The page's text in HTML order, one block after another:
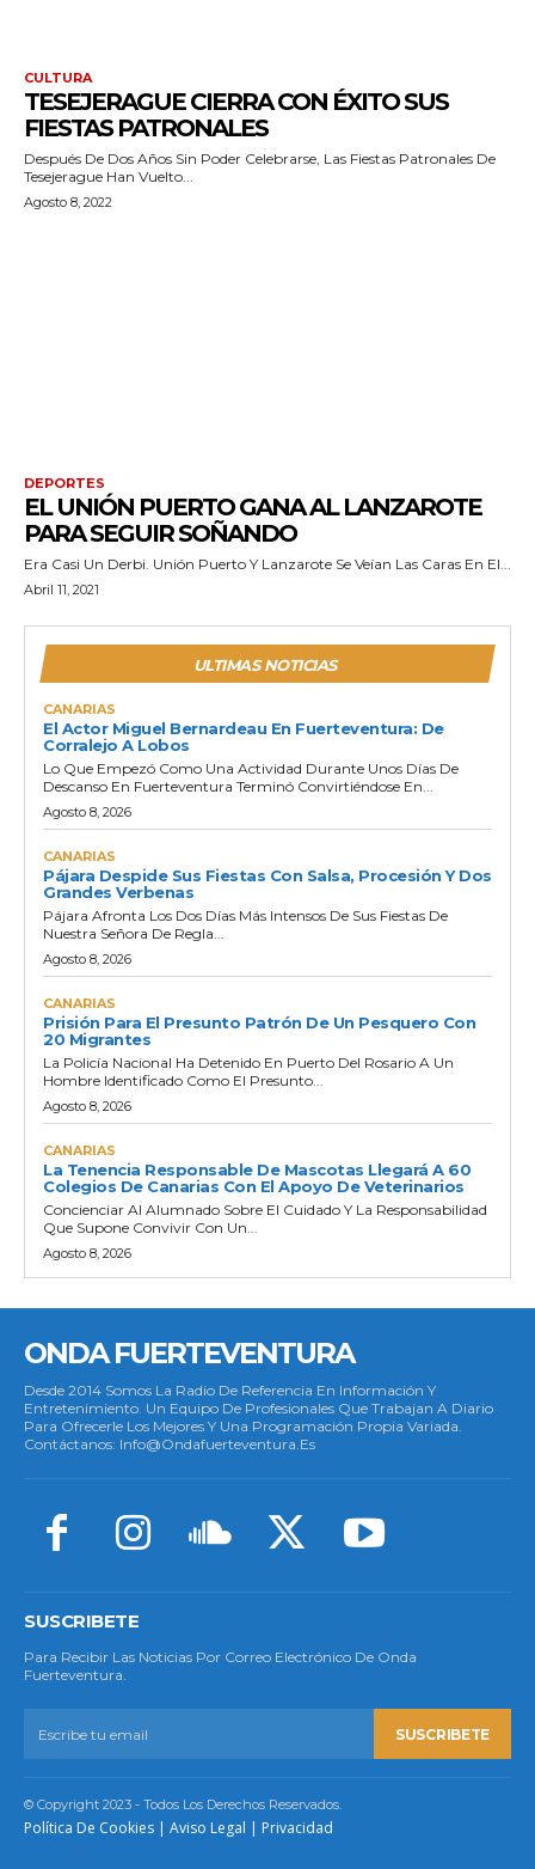
CULTURA
TESEJERAGUE CIERRA CON ÉXITO SUS
FIESTAS PATRONALES
Después De Dos Años Sin Poder Celebrarse, Las Fiestas Patronales De
Tesejerague Han Vuelto...
Agosto 8, 2022
DEPORTES
EL UNIÓN PUERTO GANA AL LANZAROTE
PARA SEGUIR SOÑANDO
Era Casi Un Derbi. Unión Puerto Y Lanzarote Se Veían Las Caras En El...
Abril 11, 2021
ULTIMAS NOTICIAS
CANARIAS
El Actor Miguel Bernardeau En Fuerteventura: De
Corralejo A Lobos
Lo Que Empezó Como Una Actividad Durante Unos Días De
Descanso En Fuerteventura Terminó Convirtiéndose En...
Agosto 8, 2026
CANARIAS
Pájara Despide Sus Fiestas Con Salsa, Procesión Y Dos
Grandes Verbenas
Pájara Afronta Los Dos Días Más Intensos De Sus Fiestas De
Nuestra Señora De Regla...
Agosto 8, 2026
CANARIAS
Prisión Para El Presunto Patrón De Un Pesquero Con
20 Migrantes
La Policía Nacional Ha Detenido En Puerto Del Rosario A Un
Hombre Identificado Como El Presunto...
Agosto 8, 2026
CANARIAS
La Tenencia Responsable De Mascotas Llegará A 60
Colegios De Canarias Con El Apoyo De Veterinarios
Concienciar Al Alumnado Sobre El Cuidado Y La Responsabilidad
Que Supone Convivir Con Un...
Agosto 8, 2026
ONDA FUERTEVENTURA
Desde 2014 Somos La Radio De Referencia En Información Y
Entretenimiento. Un Equipo De Profesionales Que Trabajan A Diario
Para Ofrecerle Los Mejores Y Una Programación Propia Variada.
Contáctanos: Info@ondafuerteventura.es
SUSCRIBETE
Para Recibir Las Noticias Por Correo Electrónico De Onda
Fuerteventura.
SUSCRIBETE
© Copyright 2023 - Todos Los Derechos Reservados.
Política De Cookies | Aviso Legal | Privacidad